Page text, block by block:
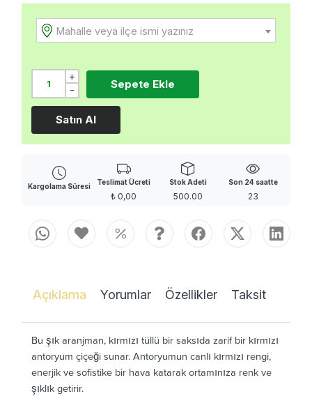
Mahalle veya ilçe ismi yazınız
+
-
Sepete Ekle
Satın Al
Kargolama Süresi Teslimat Ücreti
₺ 0,00
Stok Adeti
500.00
Son 24 saatte
23
Açıklama Yorumlar Özellikler Taksit
Bu şık aranjman, kırmızı tüllü bir saksıda zarif bir kırmızı
antoryum çiçeği sunar. Antoryumun canlı kırmızı rengi,
enerjik ve sofistike bir hava katarak ortamınıza renk ve
şıklık getirir.